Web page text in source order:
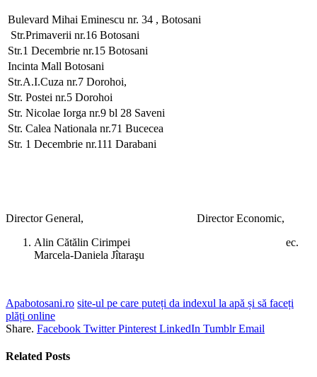
Bulevard Mihai Eminescu nr. 34 , Botosani
Str.Primaverii nr.16 Botosani
Str.1 Decembrie nr.15 Botosani
Incinta Mall Botosani
Str.A.I.Cuza nr.7 Dorohoi,
Str. Postei nr.5 Dorohoi
Str. Nicolae Iorga nr.9 bl 28 Saveni
Str. Calea Nationala nr.71 Bucecea
Str. 1 Decembrie nr.111 Darabani
Director General, Director Economic,
Alin Cătălin Cirimpei ec.
Marcela-Daniela Jîtaraşu
Apabotosani.ro site-ul pe care puteți da indexul la apă și să faceți
plăți online
Share. Facebook Twitter Pinterest LinkedIn Tumblr Email
Related Posts